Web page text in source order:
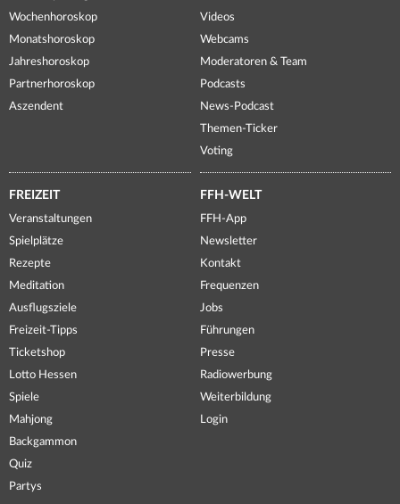
Wochenhoroskop
Monatshoroskop
Jahreshoroskop
Partnerhoroskop
Aszendent
Videos
Webcams
Moderatoren & Team
Podcasts
News-Podcast
Themen-Ticker
Voting
FREIZEIT
Veranstaltungen
Spielplätze
Rezepte
Meditation
Ausflugsziele
Freizeit-Tipps
Ticketshop
Lotto Hessen
Spiele
Mahjong
Backgammon
Quiz
Partys
FFH-WELT
FFH-App
Newsletter
Kontakt
Frequenzen
Jobs
Führungen
Presse
Radiowerbung
Weiterbildung
Login